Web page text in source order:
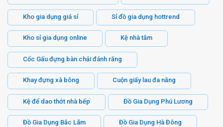
Kho gia dụng giá sỉ Sỉ đồ gia dụng hottrend
Kho sỉ gia dụng online Kệ nhà tắm
Cốc Gấu đựng bàn chải đánh răng
Khay đựng xà bông Cuộn giấy lau đa năng
Kệ để dao thớt nhà bếp Đồ Gia Dụng Phú Lương
Đồ Gia Dụng Bắc Lãm Đồ Gia Dụng Hà Đông